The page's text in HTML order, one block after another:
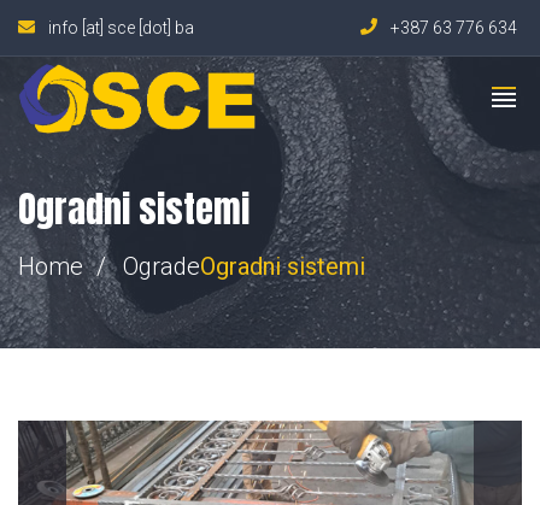
info [at] sce [dot] ba +387 63 776 634
Ogradni sistemi
Home OgradeOgradnisistemi